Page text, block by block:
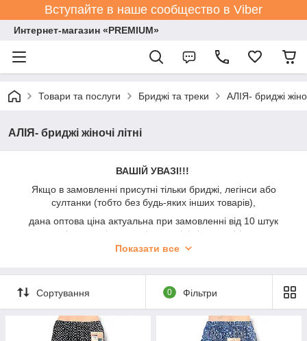
Вступайте в наше сообщество в Viber
Интернет-магазин «PREMIUM»
Товари та послуги Бриджі та треки АЛІЯ- бриджі
АЛІЯ- бриджі жіночі літні
ВАШІЙ УВАЗІ!!!
Якщо в замовленні присутні тільки бриджі, легінси або
султанки (тобто без будь-яких інших товарів),
дана оптова ціна актуальна при замовленні від 10 штук
(можна різних видів, розмірів і кольорів)
При замовленні до 10 штук - додається націнка +50%.
Показати все
Сортування 0 Фільтри